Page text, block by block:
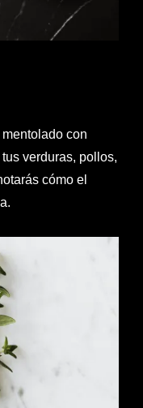
con
verduras, pollos,
cómo el